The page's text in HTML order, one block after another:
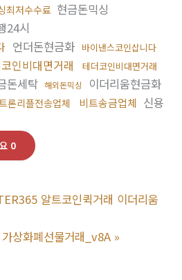
최저수수료 현금돈믹싱
24시
언더돈현금화 바이낸스코인삽니다
인비대면거래 테더코인비대면거래
돈세탁 해외돈믹싱 이더리움현금화
론리플전송업체 비트송금업체 신용
0
알트코인퀵거래 이더리움
상화폐선물거래_v8A »